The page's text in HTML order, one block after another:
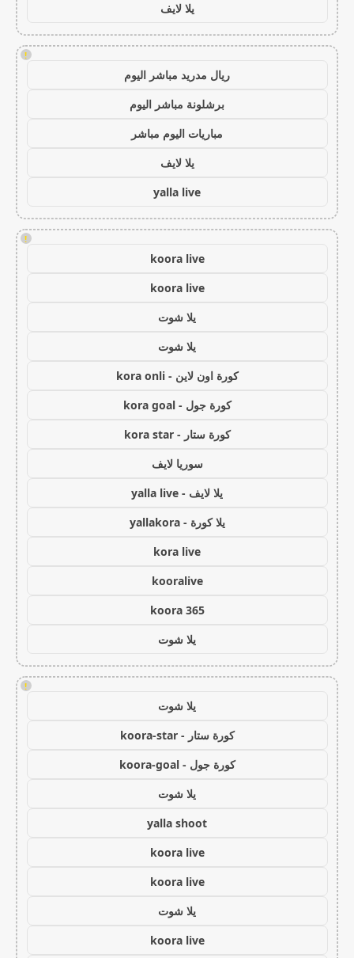
يلا لايف
!
ريال مدريد مباشر اليوم
برشلونة مباشر اليوم
مباريات اليوم مباشر
يلا لايف
yalla live
!
koora live
koora live
يلا شوت
يلا شوت
كورة اون لاين - kora onli
كورة جول - kora goal
كورة ستار - kora star
سوريا لايف
يلا لايف - yalla live
يلا كورة - yallakora
kora live
kooralive
koora 365
يلا شوت
!
يلا شوت
كورة ستار - koora-star
كورة جول - koora-goal
يلا شوت
yalla shoot
koora live
koora live
يلا شوت
koora live